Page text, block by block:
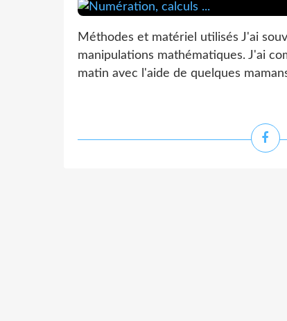
Méthodes et matériel utilisés J'ai
manipulations mathématiques. J'ai
matin avec l'aide de quelques